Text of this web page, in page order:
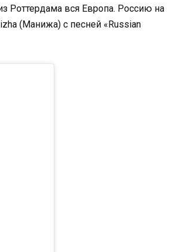
Роттердама вся Европа. Россию на
(Манижа) с песней «Russian